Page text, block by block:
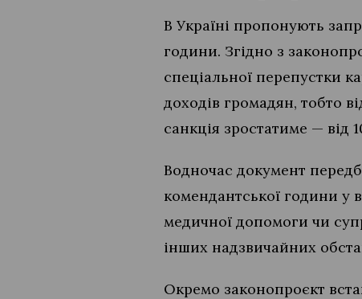
В Україні пропонують
години. Згідно з
спеціальної перепустки
доходів громадян, тобто
санкція зростатиме — від
Водночас документ
комендантської години у
медичної допомоги чи
інших надзвичайних
Окремо законопроєкт